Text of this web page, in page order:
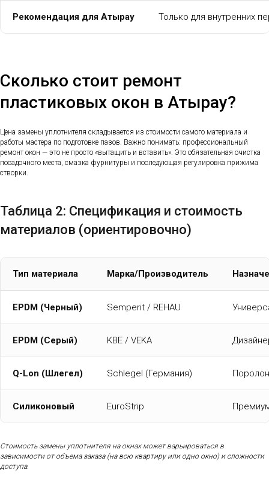
Рекомендация для Атырау Только для внутренних
Сколько стоит ремонт
пластиковых окон в Атырау?
Цена замены уплотнителя складывается из стоимости самого материала и
работы мастера по подготовке пазов. Важно понимать: профессиональный
ремонт окон — это не просто «вытащить и вставить». Это обязательная очистка
посадочного места, смазка фурнитуры и последующая регулировка прижима
створки.
Таблица 2: Спецификация и стоимость
материалов (ориентировочно)
Тип материала Марка/Производитель
EPDM (Черный) Semperit / REHAU
EPDM (Серый) KBE / VEKA
Q-Lon (Шлегел) Schlegel (Германия)
Силиконовый EuroStrip
Стоимость замены уплотнителя на окнах может варьироваться в
зависимости от объема заказа (на всю квартиру или одно окно) и сложности
доступа.